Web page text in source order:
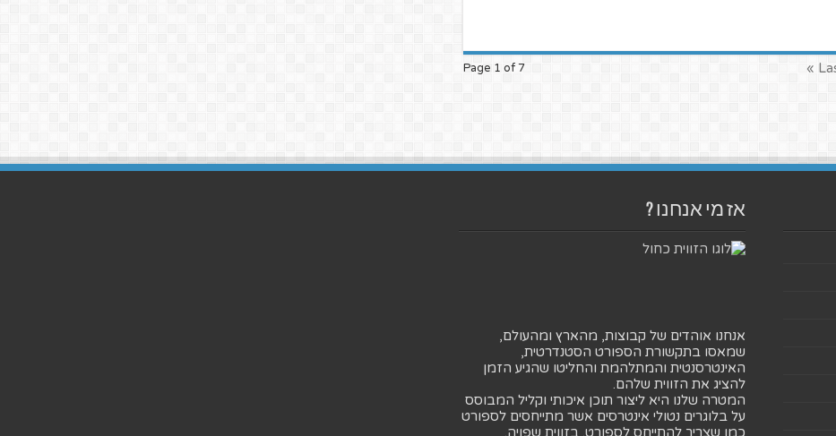
Page 1 of 7
אז מי אנחנו ?
אנחנו אוהדים של קבוצות, מהארץ ומהעולם,
שמאסו בתקשורת הספורט הסטנדרטית,
האינטרסנטית והמתלהמת והחליטו שהגיע הזמן
להציג את הזווית שלהם.
המטרה שלנו היא ליצור תוכן איכותי וקליל המבוסס
על בלוגרים נטולי אינטרסים אשר מתייחסים לספורט
כמו שצריך להתייחס לספורט. בזווית שפויה.